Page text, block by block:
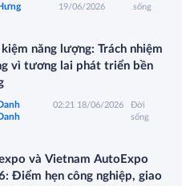
19/06/2026
sống
năng lượng: Trách nhiệm
vì tương lai phát triển bền
02:21 18/06/2026
Đời
sống
và Vietnam AutoExpo
Điểm hẹn công nghiệp, giao